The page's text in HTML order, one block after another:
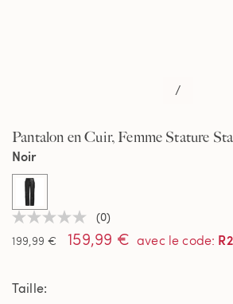
/
Pantalon en Cuir, Femme Stature
Aucune
valeur
de
sur
(0)
199,99 €
159,99 € avec le code:
Noir
selected
Taille